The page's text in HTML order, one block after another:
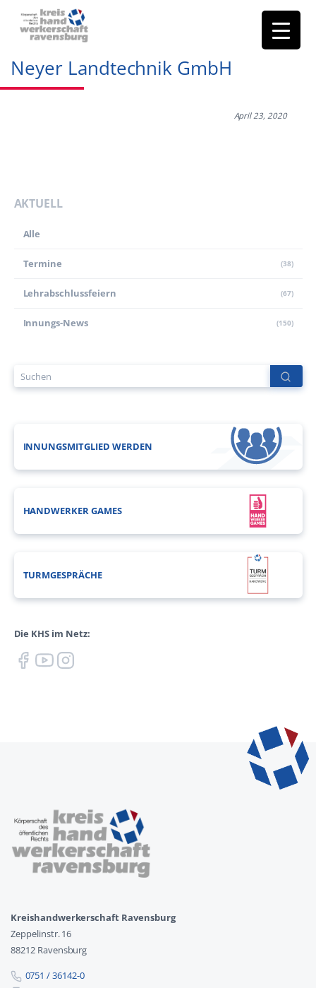
Neyer Landtechnik GmbH
April 23, 2020
AKTUELL
Alle
Termine (38)
Lehr­abschluss­feiern (67)
Innungs-News (150)
INNUNGSMITGLIED WERDEN
HANDWERKER GAMES
TURMGESPRÄCHE
Die KHS im Netz:
Kreishandwerkerschaft Ravensburg
Zeppelinstr. 16
88212 Ravensburg
0751 / 36142-0